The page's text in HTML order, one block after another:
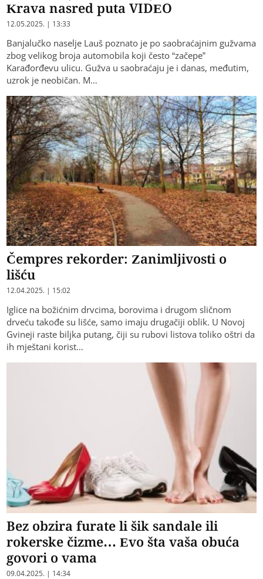
Krava nasred puta VIDEO
12.05.2025. | 13:33
Banjalučko naselje Lauš poznato je po saobraćajnim gužvama
zbog velikog broja automobila koji često “začepe”
Karađorđevu ulicu. Gužva u saobraćaju je i danas, međutim,
uzrok je neobičan. M…
Čempres rekorder: Zanimljivosti o
lišću
12.04.2025. | 15:02
Iglice na božićnim drvcima, borovima i drugom sličnom
drveću takođe su lišće, samo imaju drugačiji oblik. U Novoj
Gvineji raste biljka putang, čiji su rubovi listova toliko oštri da
ih mještani korist…
Bez obzira furate li šik sandale ili
rokerske čizme… Evo šta vaša obuća
govori o vama
09.04.2025. | 14:34